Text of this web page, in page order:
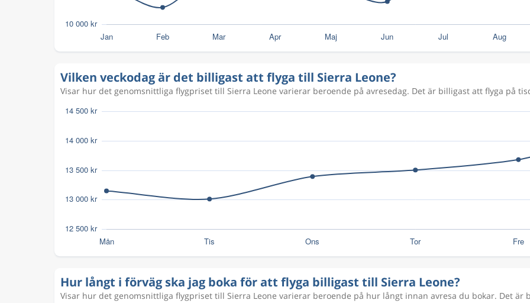
Vilken veckodag är det billigast att flyga till Sierra Leone?
Visar hur det genomsnittliga flygpriset till Sierra Leone varierar beroende på avresedag. Det är billigast att flyga på
Hur långt i förväg ska jag boka för att flyga billigast till Sierra Leone?
Visar hur det genomsnittliga flygpriset till Sierra Leone varierar beroende på hur långt innan avresa du bokar. Det är